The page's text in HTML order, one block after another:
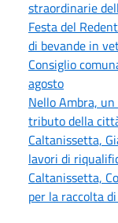
straordinarie
Festa del
di bevande in
Consiglio
agosto
Nello Ambra,
tributo della
Caltanissetta,
lavori di
Caltanissetta,
per la raccolta